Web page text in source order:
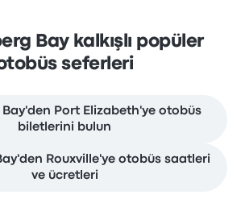
Bay kalkışlı popüler
seferleri
Port Elizabeth'ye otobüs
biletlerini bulun
Rouxville'ye otobüs saatleri
ve ücretleri